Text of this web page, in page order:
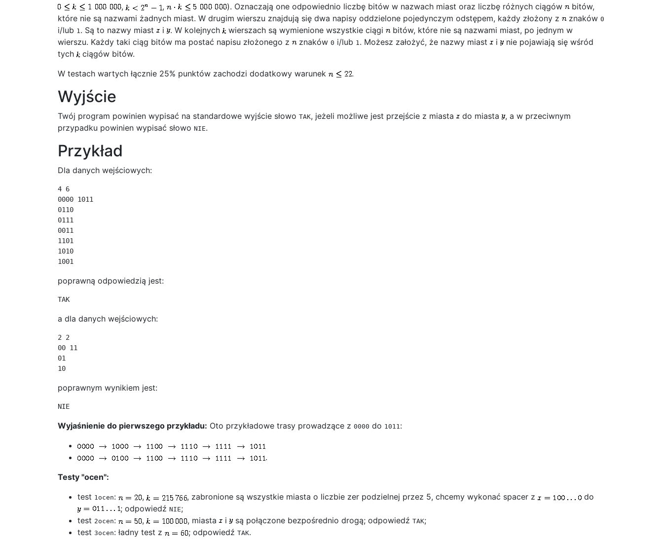
,
, ). Oznaczają one odpowiednio liczbę bitów w nazwach miast oraz liczbę różnych ciągów
bitów,
które nie są nazwami żadnych miast. W drugim wierszu znajdują się dwa napisy oddzielone pojedynczym odstępem, każdy złożony z
znaków 0
i/lub 1. Są to nazwy miast i . W kolejnych wierszach są wymienione wszystkie ciągi
bitów, które nie są nazwami miast, po jednym w
wierszu. Każdy taki ciąg bitów ma postać napisu złożonego z
znaków 0 i/lub 1. Możesz założyć, że nazwy miast i
nie pojawiają się wśród
tych
ciągów bitów.
W testach wartych łącznie 25% punktów zachodzi dodatkowy warunek
.
Wyjście
Twój program powinien wypisać na standardowe wyjście słowo TAK, jeżeli możliwe jest przejście z miasta do miasta
, a w przeciwnym
przypadku powinien wypisać słowo NIE.
Przykład
Dla danych wejściowych:
4 6
0000 1011
0110
0111
0011
1101
1010
poprawną odpowiedzią jest:
a dla danych wejściowych:
2 2
00 11
01
poprawnym wynikiem jest:
Wyjaśnienie do pierwszego przykładu: Oto przykładowe trasy prowadzące z 0000 do 1011:
.
Testy "ocen":
test 1ocen: , , zabronione są wszystkie miasta o liczbie zer podzielnej przez 5, chcemy wykonać spacer z
do
; odpowiedź NIE;
test 2ocen: , , miasta i są połączone bezpośrednio drogą; odpowiedź TAK;
test 3ocen: ładny test z ; odpowiedź TAK.